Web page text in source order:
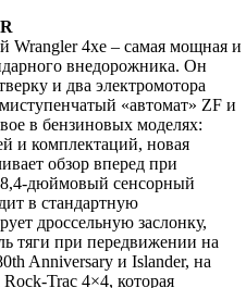
Wrangler 4xe – самая мощная и
внедорожника. Он
и два электромотора
«автомат» ZF и
в бензиновых моделях:
и комплектаций, новая
обзор вперед при
дюймовый сенсорный
в стандартную
дроссельную заслонку,
тяги при передвижении на
Anniversary и Islander, на
Trac 4×4, которая